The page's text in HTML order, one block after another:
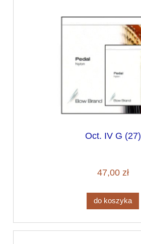
Oct. IV G (27)
47,00 zł
do koszyka